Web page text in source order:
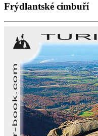
Frýdlantské cimbuří